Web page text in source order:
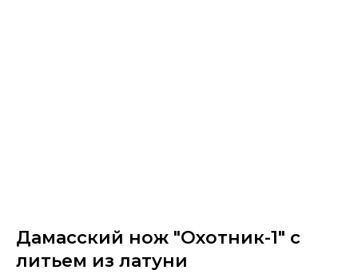
Дамасский нож "Охотник-1" с
литьем из латуни